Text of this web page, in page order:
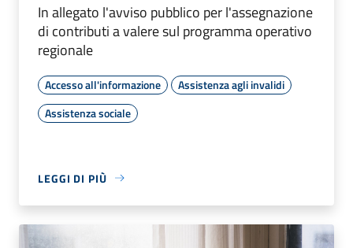
In allegato l'avviso pubblico per l'assegnazione
di contributi a valere sul programma operativo
regionale
Accesso all'informazione
Assistenza agli invalidi
Assistenza sociale
LEGGI DI PIÙ